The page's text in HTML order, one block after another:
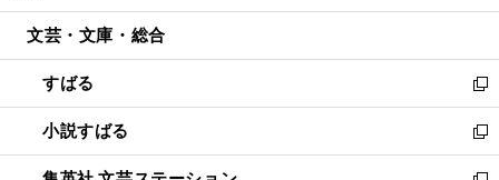
開
ウ
開
く
ン
ウ
で
開
く
ウ
ン
ド
ウ
で
開
文芸・文庫・総合
すばる
新
し
い
ウ
小説すばる
新
し